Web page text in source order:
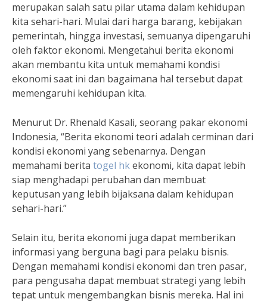
merupakan salah satu pilar utama dalam kehidupan
kita sehari-hari. Mulai dari harga barang, kebijakan
pemerintah, hingga investasi, semuanya dipengaruhi
oleh faktor ekonomi. Mengetahui berita ekonomi
akan membantu kita untuk memahami kondisi
ekonomi saat ini dan bagaimana hal tersebut dapat
memengaruhi kehidupan kita.
Menurut Dr. Rhenald Kasali, seorang pakar ekonomi
Indonesia, “Berita ekonomi teori adalah cerminan dari
kondisi ekonomi yang sebenarnya. Dengan
memahami berita togel hkekonomi, kita dapat lebih
siap menghadapi perubahan dan membuat
keputusan yang lebih bijaksana dalam kehidupan
sehari-hari.”
Selain itu, berita ekonomi juga dapat memberikan
informasi yang berguna bagi para pelaku bisnis.
Dengan memahami kondisi ekonomi dan tren pasar,
para pengusaha dapat membuat strategi yang lebih
tepat untuk mengembangkan bisnis mereka. Hal ini